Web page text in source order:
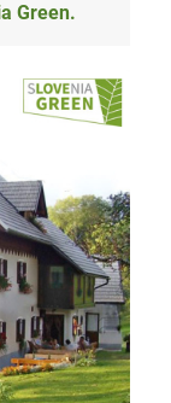
Green.